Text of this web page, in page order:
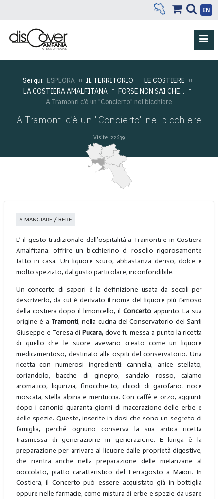
EN
Sei qui: ESPLORA IL TERRITORIO
LE COSTIERE
LA COSTIERA AMALFITANA
FORSE NON SAI CHE...
A Tramonti c’è un "Concierto" nel bicchiere
A Tramonti c’è un "Concierto" nel bicchiere
Visite: 22639
MANGIARE / BERE
E’ il gesto tradizionale dell’ospitalità a Tramonti e in Costiera
Amalfitana: offrire un bicchierino di rosolio rigorosamente
fatto in casa. Un liquore scuro, abbastanza denso, dolce e
molto speziato, dal gusto particolare, inconfondibile.
Un concerto di sapori è la definizione usata da secoli per
descriverlo, da cui è derivato il nome del liquore più famoso
della costiera dopo il limoncello, il Concerto appunto. La sua
origine è a Tramonti, nella cucina del Conservatorio dei Santi
Giuseppe e Teresa di Pucara, dove fu messa a punto la ricetta
di quello che le suore avevano creato come un liquore
medicamentoso, destinato alle ospiti del conservatorio. Una
ricetta con numerosi ingredienti: cannella, anice stellato,
coriandolo, bacche di ginepro, sandalo rosso, calamo
aromatico, liquirizia, finocchietto, chiodi di garofano, noce
moscata, stella alpina e mentuccia. Con caffè e orzo, aggiunti
dopo i canonici quaranta giorni di macerazione delle erbe e
delle spezie. Queste, inserite in dosi che sono un segreto di
famiglia, perché ognuno conserva la sua antica ricetta
trasmessa di generazione in generazione. E lunga è la
preparazione per arrivare al liquore dalle proprietà digestive,
che rientra anche nella preparazione delle melanzane al
cioccolato, piatto caratteristico del Ferragosto a Maiori. In
Costiera, il Concerto può essere acquistato già in bottiglia
oppure nelle farmacie, come mistura di erbe e spezie da usare